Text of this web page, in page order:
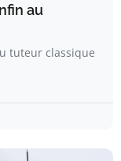
au
tuteur classique